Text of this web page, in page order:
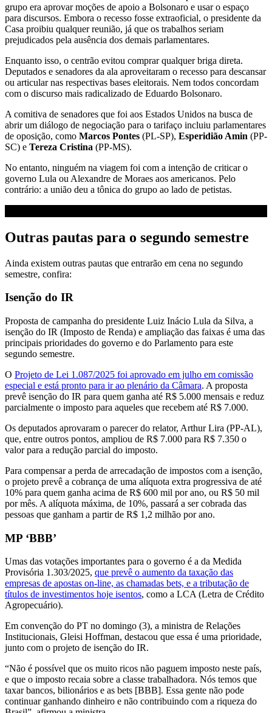
grupo era aprovar moções de apoio a Bolsonaro e usar o espaço
para discursos. Embora o recesso fosse extraoficial, o presidente da
Casa proibiu qualquer reunião, já que os trabalhos seriam
prejudicados pela ausência dos demais parlamentares.
Enquanto isso, o centrão evitou comprar qualquer briga direta.
Deputados e senadores da ala aproveitaram o recesso para descansar
ou articular nas respectivas bases eleitorais. Nem todos concordam
com o discurso mais radicalizado de Eduardo Bolsonaro.
A comitiva de senadores que foi aos Estados Unidos na busca de
abrir um diálogo de negociação para o tarifaço incluiu parlamentares
de oposição, como Marcos Pontes (PL-SP), Esperidião Amin (PP-
SC) e Tereza Cristina (PP-MS).
No entanto, ninguém na viagem foi com a intenção de criticar o
governo Lula ou Alexandre de Moraes aos americanos. Pelo
contrário: a união deu a tônica do grupo ao lado de petistas.
Outras pautas para o segundo semestre
Ainda existem outras pautas que entrarão em cena no segundo
semestre, confira:
Isenção do IR
Proposta de campanha do presidente Luiz Inácio Lula da Silva, a
isenção do IR (Imposto de Renda) e ampliação das faixas é uma das
principais prioridades do governo e do Parlamento para este
segundo semestre.
O Projeto de Lei 1.087/2025 foi aprovado em julho em comissão
especial e está pronto para ir ao plenário da Câmara. A proposta
prevê isenção do IR para quem ganha até R$ 5.000 mensais e reduz
parcialmente o imposto para aqueles que recebem até R$ 7.000.
Os deputados aprovaram o parecer do relator, Arthur Lira (PP-AL),
que, entre outros pontos, ampliou de R$ 7.000 para R$ 7.350 o
valor para a redução parcial do imposto.
Para compensar a perda de arrecadação de impostos com a isenção,
o projeto prevê a cobrança de uma alíquota extra progressiva de até
10% para quem ganha acima de R$ 600 mil por ano, ou R$ 50 mil
por mês. A alíquota máxima, de 10%, passará a ser cobrada das
pessoas que ganham a partir de R$ 1,2 milhão por ano.
MP ‘BBB’
Umas das votações importantes para o governo é a da Medida
Provisória 1.303/2025, que prevê o aumento da taxação das
empresas de apostas on-line, as chamadas bets, e a tributação de
títulos de investimentos hoje isentos, como a LCA (Letra de Crédito
Agropecuário).
Em convenção do PT no domingo (3), a ministra de Relações
Institucionais, Gleisi Hoffman, destacou que essa é uma prioridade,
junto com o projeto de isenção do IR.
“Não é possível que os muito ricos não paguem imposto neste país,
e que o imposto recaia sobre a classe trabalhadora. Nós temos que
taxar bancos, bilionários e as bets [BBB]. Essa gente não pode
continuar ganhando dinheiro e não contribuindo com a riqueza do